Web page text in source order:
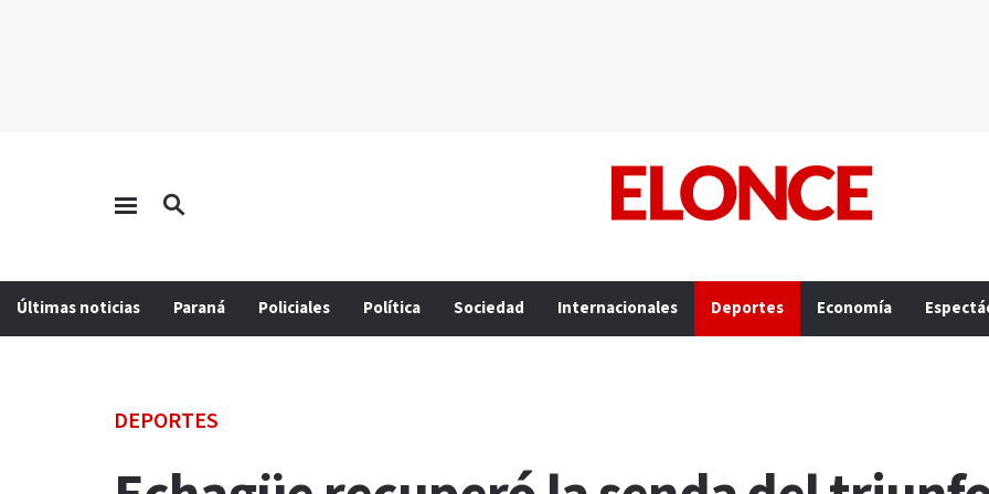
Últimas noticias Paraná Policiales Política Sociedad Internacionales Deportes Economía
DEPORTES